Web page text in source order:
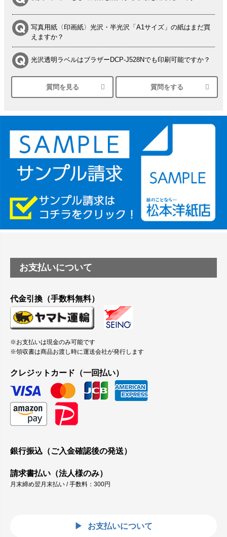
写真用紙〈印画紙〉光沢・半光沢「A1サイズ」の紙はまだ買
えますか？
光沢透明ラベルはブラザーDCP-J528Nでも印刷可能ですか？
シルバーペーパーにEPSON EP-30VAで印刷するときの設定
は？
ーSC-P8050に対応してますか
塩ビのロール紙で離型紙が透明の商品はありますか
つや消し半透明ラベルのロールタイプはありますか？
縦420mm×横650mmの包装紙に適した紙はありますか？
質問を見る 質問をする
お支払いについて
代金引換（手数料無料）
※お支払いは現金のみ可能です
※領収書は商品お渡し時に運送会社が発行します
クレジットカード（一回払い）
銀行振込（ご入金確認後の発送）
請求書払い（法人様のみ）
月末締め翌月末払い / 手数料：300円
お支払いについて